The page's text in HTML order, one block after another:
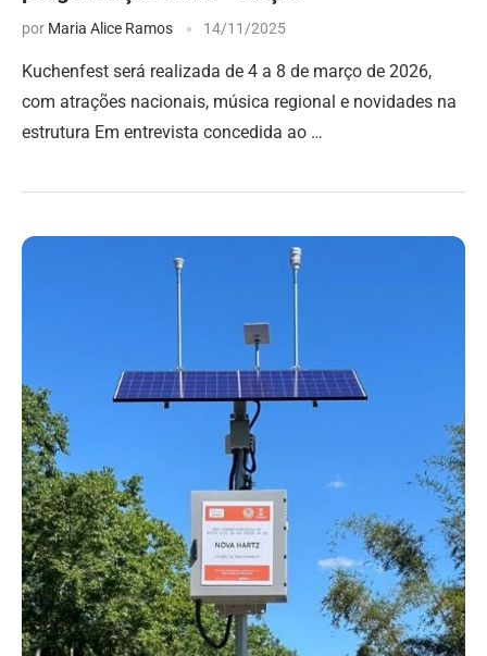
por Maria Alice Ramos 14/11/2025
Kuchenfest será realizada de 4 a 8 de março de 2026,
com atrações nacionais, música regional e novidades na
estrutura Em entrevista concedida ao …